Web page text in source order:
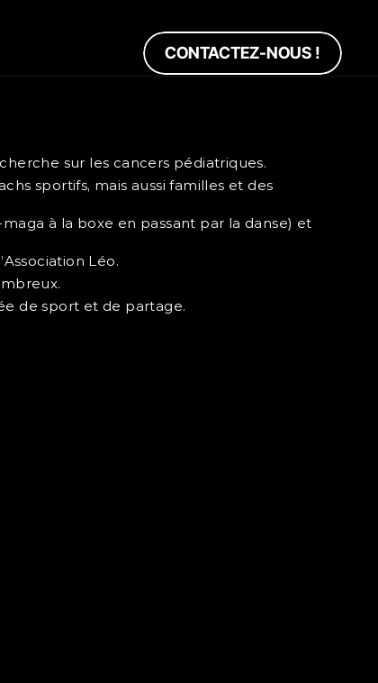
CONTACTEZ-NOUS !
sur les cancers pédiatriques.
sportifs, mais aussi familles et des
à la boxe en passant par la danse) et
Léo.
de sport et de partage.